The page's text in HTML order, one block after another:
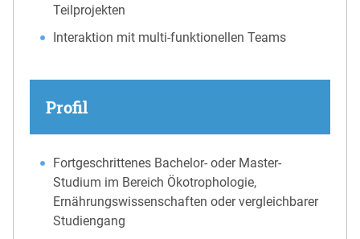
Teilprojekten
Interaktion mit multi-funktionellen Teams
Profil
Fortgeschrittenes Bachelor- oder Master-
Studium im Bereich Ökotrophologie,
Ernährungswissenschaften oder vergleichbarer
Studiengang